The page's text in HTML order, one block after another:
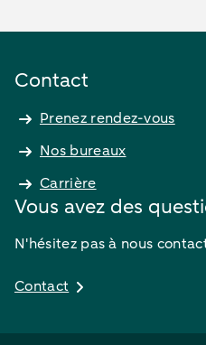
Contact
Prenez rendez-vous
Nos bureaux
Carrière
Vous avez des
N'hésitez pas à nous
Contact